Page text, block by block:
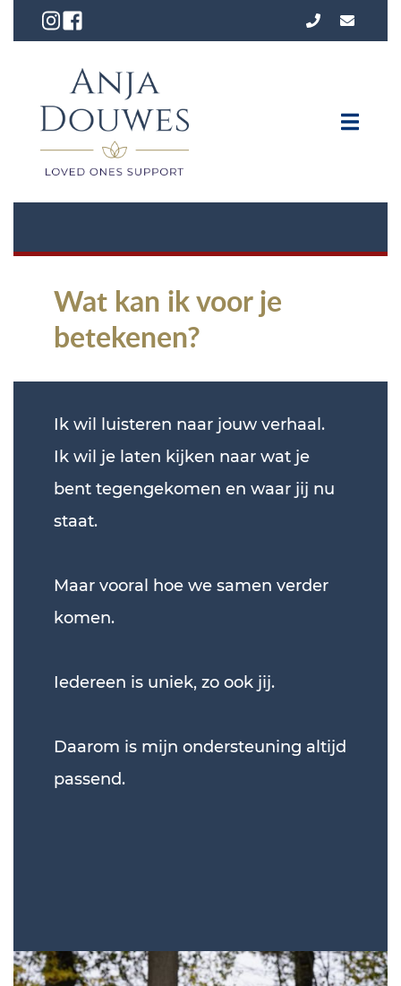
Wat kan ik voor je
betekenen?
Ik wil luisteren naar jouw verhaal.
Ik wil je laten kijken naar wat je
bent tegengekomen en waar jij nu
staat.
Maar vooral hoe we samen verder
komen.
Iedereen is uniek, zo ook jij.
Daarom is mijn ondersteuning altijd
passend.